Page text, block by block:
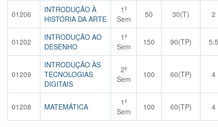
01206
INTRODUÇÃO À
HISTÓRIA DA ARTE
1º
Sem
50 30(T) 2
01202
INTRODUÇÃO AO
DESENHO
1º
Sem
150 90(TP) 5.5
01209
INTRODUÇÃO ÀS
TECNOLOGIAS
DIGITAIS
2º
Sem
100 60(TP) 4
01208 MATEMÁTICA
1º
Sem
100 60(TP) 4